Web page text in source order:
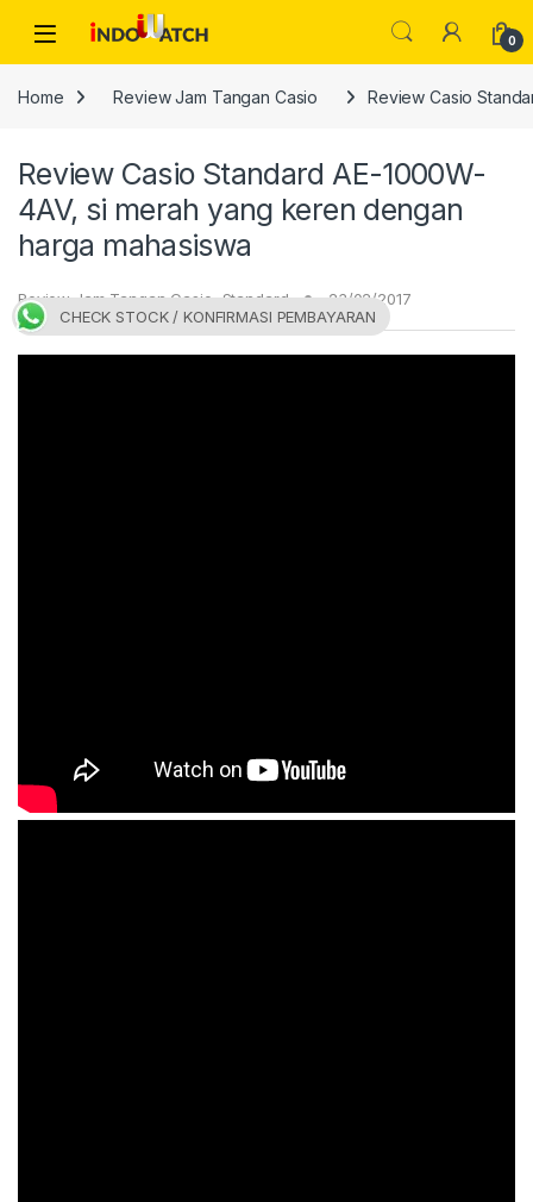
Open 0
Home Review Jam Tangan Casio Review Casio
Review Casio Standard AE-1000W-
4AV, si merah yang keren dengan
harga mahasiswa
Review Jam Tangan Casio,Standard 23/02/2017
CHECK STOCK / KONFIRMASI PEMBAYARAN